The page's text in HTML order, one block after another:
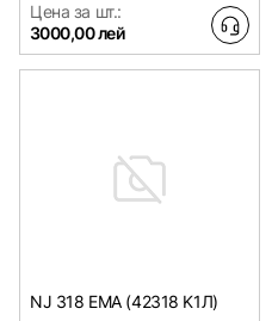
Цена за шт.:
3000,00 лей
NJ 318 EMA (42318 K1Л)